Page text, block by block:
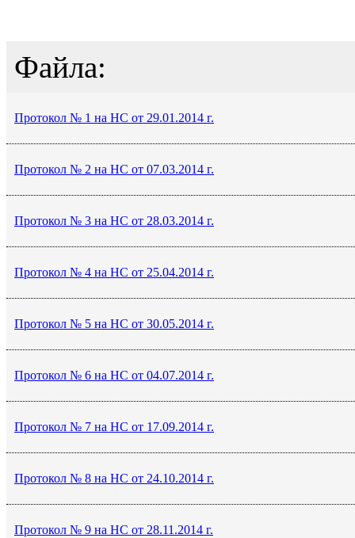
Файла:
Протокол № 1 на НС от 29.01.2014 г.
Протокол № 2 на НС от 07.03.2014 г.
Протокол № 3 на НС от 28.03.2014 г.
Протокол № 4 на НС от 25.04.2014 г.
Протокол № 5 на НС от 30.05.2014 г.
Протокол № 6 на НС от 04.07.2014 г.
Протокол № 7 на НС от 17.09.2014 г.
Протокол № 8 на НС от 24.10.2014 г.
Протокол № 9 на НС от 28.11.2014 г.